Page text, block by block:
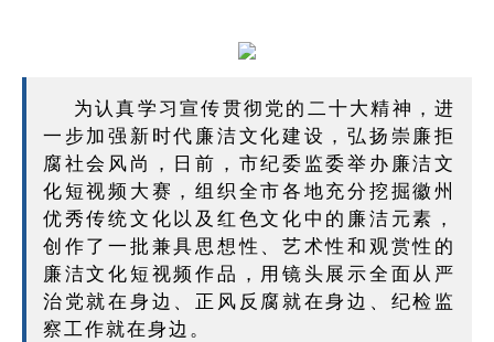
为认真学习宣传贯彻党的二十大精神，进
一步加强新时代廉洁文化建设，弘扬崇廉拒
腐社会风尚，日前，市纪委监委举办廉洁文
化短视频大赛，组织全市各地充分挖掘徽州
优秀传统文化以及红色文化中的廉洁元素，
创作了一批兼具思想性、艺术性和观赏性的
廉洁文化短视频作品，用镜头展示全面从严
治党就在身边、正风反腐就在身边、纪检监
察工作就在身边。